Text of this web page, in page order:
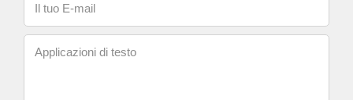
Il tuo E-mail
Applicazioni di testo